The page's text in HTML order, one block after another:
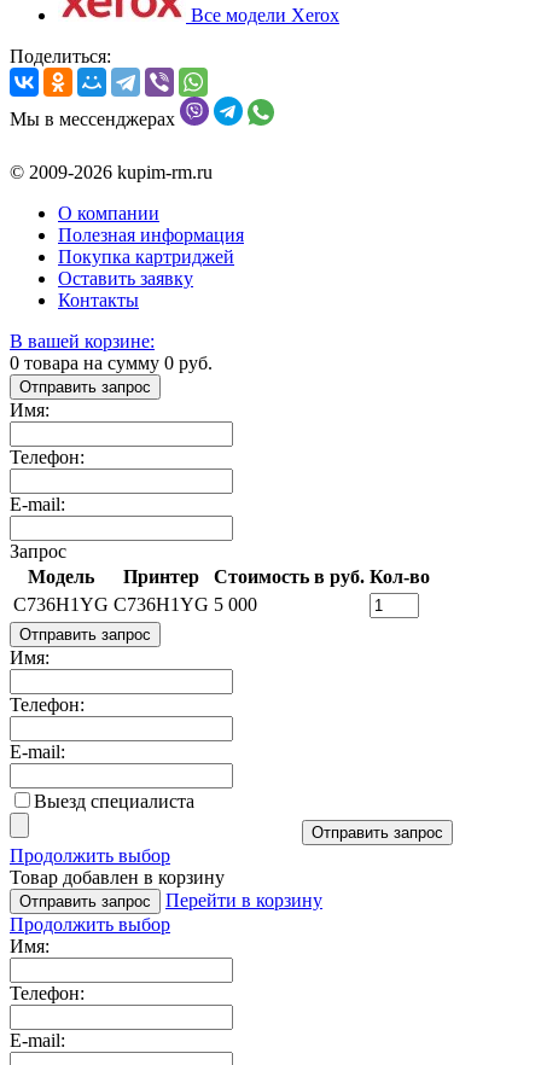
Все модели Xerox
Поделиться:
Мы в мессенджерах
© 2009-2026 kupim-rm.ru
О компании
Полезная информация
Покупка картриджей
Оставить заявку
Контакты
В вашей корзине:
0 товара на сумму 0 руб.
Отправить запрос
Имя:
Телефон:
E-mail:
Запрос
Модель
Принтер Стоимость в руб. Кол-во
C736H1YG C736H1YG 5 000
Отправить запрос
Имя:
Телефон:
E-mail:
Выезд специалиста
Отправить запрос
Продолжить выбор
Товар добавлен в корзину
Отправить запрос
Перейти в корзину
Продолжить выбор
Имя:
Телефон:
E-mail: